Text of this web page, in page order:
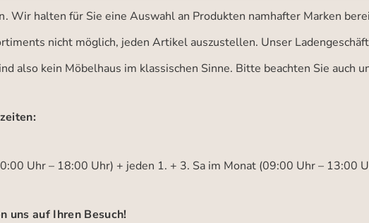
Wir halten für Sie eine Auswahl an Produkten namhafter Marken
nicht möglich, jeden Artikel auszustellen. Unser
also kein Möbelhaus im klassischen Sinne. Bitte beachten Sie auch
Uhr – 18:00 Uhr) + jeden 1. + 3. Sa im Monat (09:00 Uhr – 13:00
uns auf Ihren Besuch!